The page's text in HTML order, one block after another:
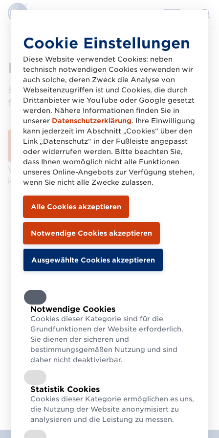
Inhalt
Kurzinfo GPC
Ein internationales Klassifikationssystem
für Artikelkategorien
Download gestartet
Wenn der Download nicht automatisch startet,
klicken Sie bitte auf den Download-Button.
Cookie Einstellungen
Diese Website verwendet Cookies: neben
technisch notwendigen Cookies verwenden wir
auch solche, deren Zweck die Analyse von
Webseitenzugriffen ist und Cookies, die durch
Drittanbieter wie YouTube oder Google gesetzt
werden. Nähere Informationen finden Sie in
unserer Datenschutzerklärung. Ihre Einwilligung
kann jederzeit im Abschnitt „Cookies“ über den
Link „Datenschutz“ in der Fußleiste angepasst
oder widerrufen werden. Bitte beachten Sie,
dass Ihnen womöglich nicht alle Funktionen
unseres Online-Angebots zur Verfügung stehen,
wenn Sie nicht alle Zwecke zulassen.
Notwendige Cookies
Cookies dieser Kategorie sind für die
Grundfunktionen der Website erforderlich.
Sie dienen der sicheren und
bestimmungsgemäßen Nutzung und sind
daher nicht deaktivierbar.
Statistik Cookies
Cookies dieser Kategorie ermöglichen es uns,
die Nutzung der Website anonymisiert zu
analysieren und die Leistung zu messen.